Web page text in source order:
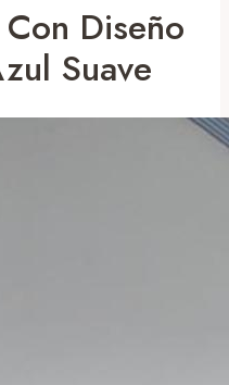
Diseño
Suave